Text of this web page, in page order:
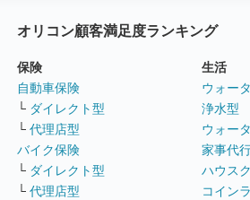
オリコン顧客満足度ランキング
保険
自動車保険
└ ダイレクト型
└ 代理店型
バイク保険
└ ダイレクト型
└ 代理店型
生活
ウォー
浄水型
ウォー
家事代
ハウス
コイン